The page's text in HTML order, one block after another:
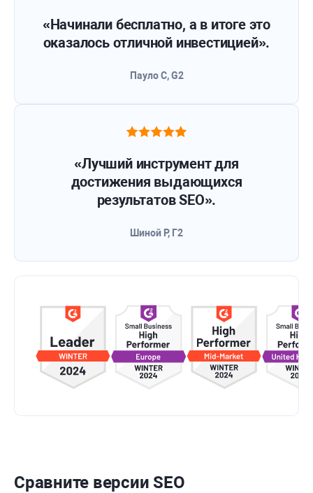
«Начинали бесплатно, а в итоге это
оказалось отличной инвестицией».
Пауло С, G2
«Лучший инструмент для
достижения выдающихся
результатов SEO».
Шиной Р, Г2
Сравните версии SEO